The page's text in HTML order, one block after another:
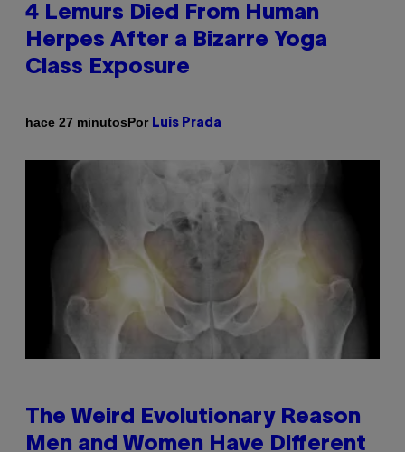
4 Lemurs Died From Human
Herpes After a Bizarre Yoga
Class Exposure
hace 27 minutosPor Luis Prada
The Weird Evolutionary Reason
Men and Women Have Different